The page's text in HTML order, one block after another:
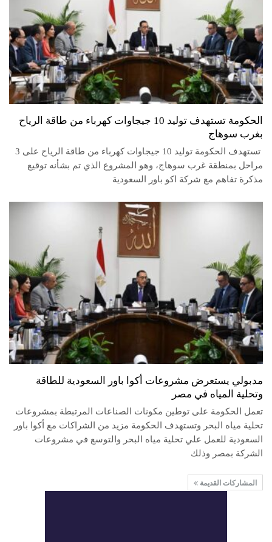
الحكومة تستهدف توليد 10 جيجاوات كهرباء من طاقة الرياح
بغرب سوهاج
تستهدف الحكومة توليد 10 جيجاوات كهرباء من طاقة الرياح على 3
مراحل بمنطقة غرب سوهاج، وهو المشروع الذي تم بشأنه توقيع
مذكرة تفاهم مع شركة اكو باور السعودية
مدبولي يستعرض مشروعات أكوا باور السعودية للطاقة
وتحلية المياه في مصر
تعمل الحكومة على توطين مكونات الصناعات المرتبطة بمشروعات
تحلية مياه البحر وتستهدف الحكومة مزيد من الشراكات مع أكوا باور
السعودية للعمل علي تحلية مياه البحر والتوسع في مشروعات
الشركة بمصر وذلك
المشاركات القديمة